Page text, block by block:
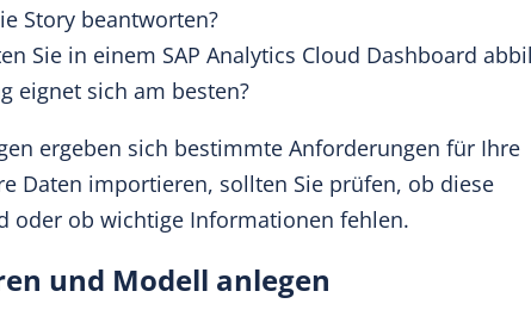
Story beantworten?
Sie in einem SAP Analytics Cloud Dashboard
eignet sich am besten?
ergeben sich bestimmte Anforderungen für Ihre
Daten importieren, sollten Sie prüfen, ob diese
oder ob wichtige Informationen fehlen.
und Modell anlegen